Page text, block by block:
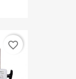
favorite_border